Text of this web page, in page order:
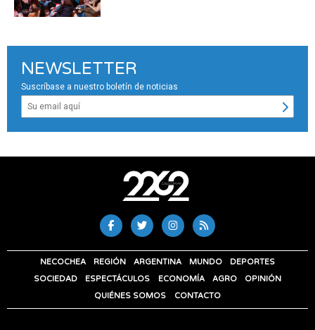
NEWSLETTER
Suscríbase a nuestro boletín de noticias
NECOCHEA REGIÓN ARGENTINA MUNDO
DEPORTES
SOCIEDAD
ESPECTÁCULOS ECONOMÍA AGRO
OPINIÓN
QUIÉNES SOMOS
CONTACTO